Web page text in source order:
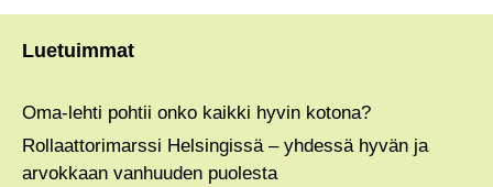
Luetuimmat
Oma-lehti pohtii onko kaikki hyvin kotona?
Rollaattorimarssi Helsingissä – yhdessä hyvän ja
arvokkaan vanhuuden puolesta